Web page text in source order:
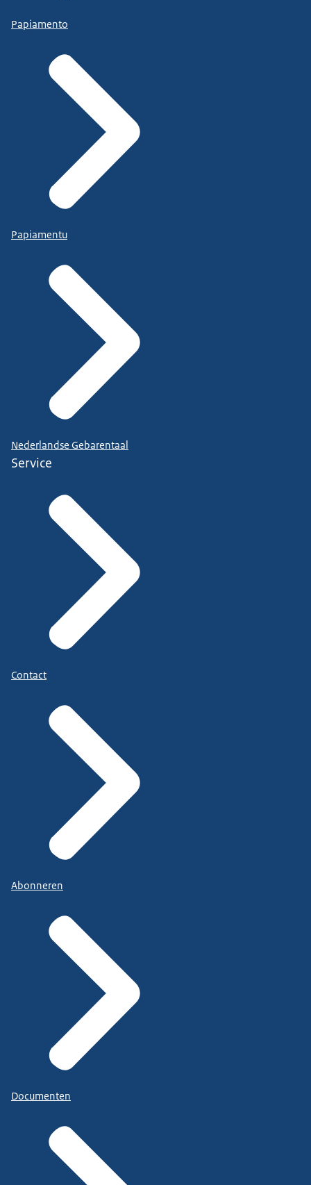
Papiamento
Papiamentu
Nederlandse Gebarentaal
Service
Contact
Abonneren
Documenten